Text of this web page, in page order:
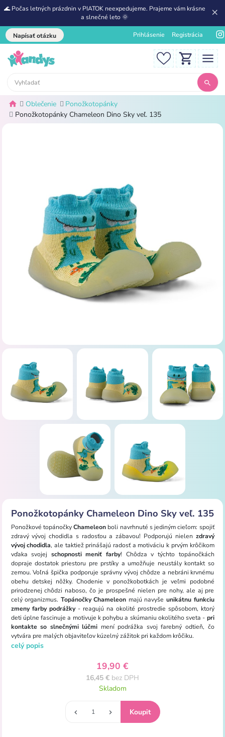
🌊 Počas letných prázdnin v PIATOK neexpedujeme. Prajeme vám krásne
a slnečné leto 🌞
Napísať otázku Prihlásenie Registrácia
Oblečenie
Ponožkotopánky
Ponožkotopánky Chameleon Dino Sky veľ. 135
Ponožkotopánky Chameleon Dino Sky veľ. 135
Ponožkové topánočkyChameleon boli navrhnuté s jediným cieľom: spojiť
zdravý vývoj chodidla s radosťou a zábavou! Podporujú nielen zdravý
vývoj chodidla, ale taktiež prinášajú radosť a motiváciu k prvým krôčikom
vďaka svojej schopnosti meniť farby! Chôdza v týchto topánočkách
dopraje dostatok priestoru pre prstíky a umožňuje neustály kontakt so
zemou. Voľná ​​špička podporuje správny vývoj chôdze a nebráni krvnému
obehu detskej nôžky. Chodenie v ponožkobotkách je veľmi podobné
prirodzenej chôdzi naboso, čo je prospešné nielen pre nohy, ale aj pre
celý organizmus. Topánočky Chameleon majú navyše unikátnu funkciu
zmeny farby podrážky- reagujú na okolité prostredie spôsobom, ktorý
deti úplne fascinuje a motivuje k pohybu a skúmaniu okolitého sveta - pri
kontakte so slnečnými lúčmi mení podrážka svoj farebný odtieň, čo
vytvára pre malých objaviteľov kúzelný zážitok pri každom krôčiku.
celý popis
19,90 €
16,45 € bez DPH
Skladom